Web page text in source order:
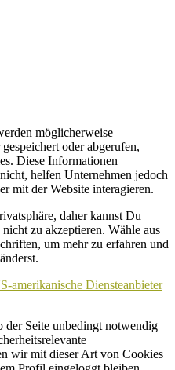
möglicherweise
oder abgerufen,
Diese Informationen
helfen Unternehmen jedoch
mit der Website interagieren.
daher kannst Du
zu akzeptieren. Wähle aus
um mehr zu erfahren und
amerikanische Diensteanbieter
der Seite unbedingt notwendig
wir mit dieser Art von Cookies